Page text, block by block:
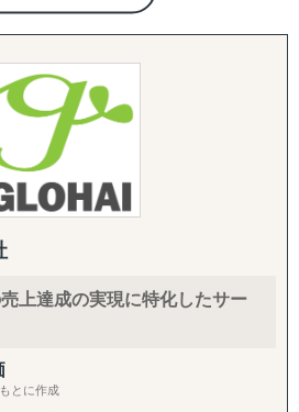
・販売とあわせて、海外の実店舗
ードで購入できる「ショールーム
日本の事業者の海外進出、販路拡
、WooCommerce（ウーコマー
内向けECサイト構築、海外ECモ
Lazada、Ruten、Ozon、T-
店から運営までのフルサポート支
。
ーも常時Youtubeで閲覧いただけま
上達成の実現に特化したサー
とに作成